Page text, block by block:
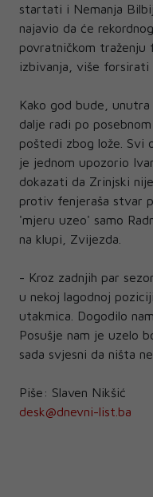
startati i Nemanja
najavio da će
povratničkom traženju
izbivanja, više forsirati
Kako god bude,
dalje radi po
poštedi zbog lože. Svi
je jednom upozorio
dokazati da Zrinjski
protiv fenjeraša stvar
'mjeru uzeo' samo
na klupi, Zvijezda.
- Kroz zadnjih par
u nekoj lagodnoj
utakmica. Dogodilo
Posušje nam je uzelo
sada svjesni da ništa
Piše: Slaven Nikšić
desk@dnevni-list.ba